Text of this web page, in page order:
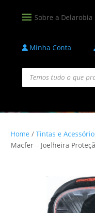
Minha Conta
Products
search
Home /Tintas e
Macfer – Joelheira